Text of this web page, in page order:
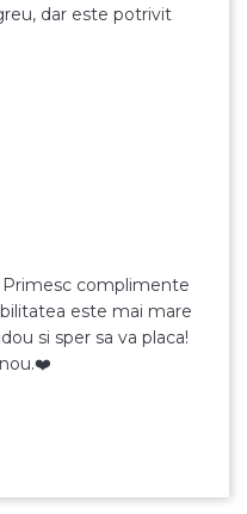
dar este potrivit
complimente
este mai mare
si sper sa va placa!